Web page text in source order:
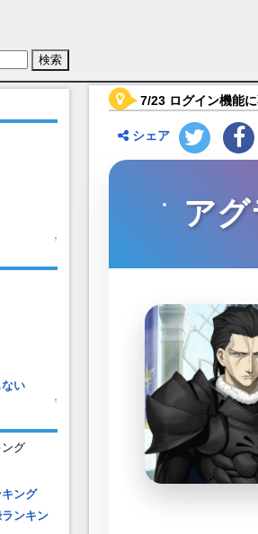
安元洋貴)【Fate/Grand Order】キ
↑
い
↑
グ
ング
ンキン
7/23 ログイン機能
シェア
ア